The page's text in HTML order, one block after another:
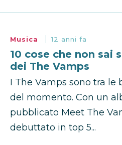
Musica 12 anni fa
10 cose che non sai
dei The Vamps
I The Vamps sono tra le
del momento. Con un
pubblicato Meet The
debuttato in top 5...